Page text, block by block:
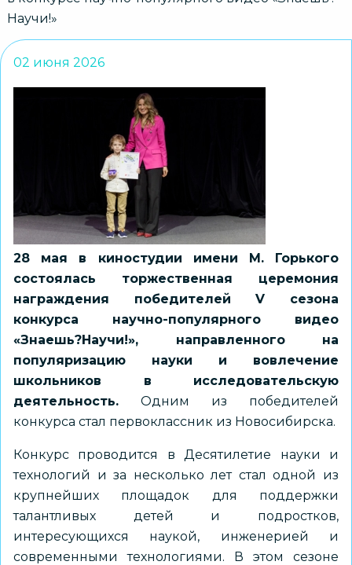
Научи!»
02 июня 2026
28 мая в киностудии имени М. Горького
состоялась торжественная церемония
награждения победителей V сезона
конкурса научно-популярного видео
«Знаешь?Научи!», направленного на
популяризацию науки и вовлечение
школьников в исследовательскую
деятельность. Одним из победителей
конкурса стал первоклассник из Новосибирска.
Конкурс проводится в Десятилетие науки и
технологий и за несколько лет стал одной из
крупнейших площадок для поддержки
талантливых детей и подростков,
интересующихся наукой, инженерией и
современными технологиями. В этом сезоне